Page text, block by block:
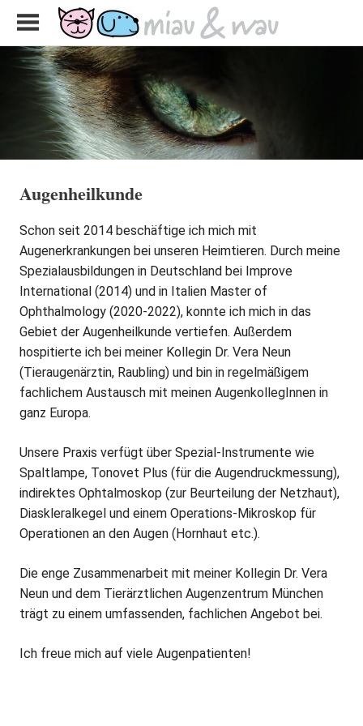
Zum
Inhalt
springen
&
Kleintierpraxis
Telfs
Augenheilkunde
Schon seit 2014 beschäftige ich mich mit
Augenerkrankungen bei unseren Heimtieren. Durch meine
Spezialausbildungen in Deutschland bei Improve
International (2014) und in Italien Master of
Ophthalmology (2020-2022), konnte ich mich in das
Gebiet der Augenheilkunde vertiefen. Außerdem
hospitierte ich bei meiner Kollegin Dr. Vera Neun
(Tieraugenärztin, Raubling) und bin in regelmäßigem
fachlichem Austausch mit meinen AugenkollegInnen in
ganz Europa.
Unsere Praxis verfügt über Spezial-Instrumente wie
Spaltlampe, Tonovet Plus (für die Augendruckmessung),
indirektes Ophtalmoskop (zur Beurteilung der Netzhaut),
Diaskleralkegel und einem Operations-Mikroskop für
Operationen an den Augen (Hornhaut etc.).
Die enge Zusammenarbeit mit meiner Kollegin Dr. Vera
Neun und dem Tierärztlichen Augenzentrum München
trägt zu einem umfassenden, fachlichen Angebot bei.
Ich freue mich auf viele Augenpatienten!